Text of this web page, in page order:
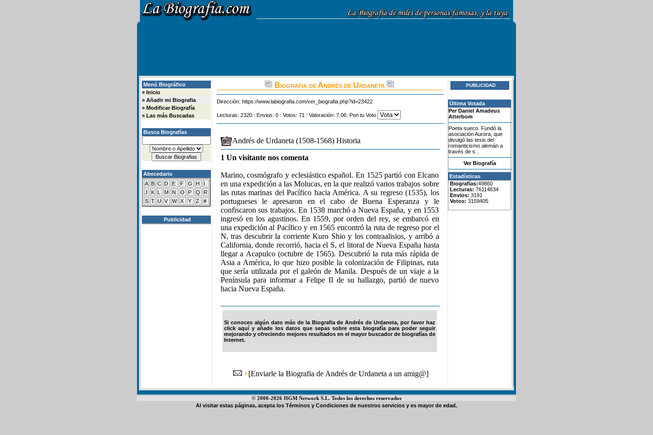
Menú Biográfico
» Inicio
» Añadir mi Biografia
» Modificar Biografía
» Las más Buscadas
Busca Biografías
Abecedario
A B C D E F G H
I
J
K L M N O P Q
R
S T U V W X Y Z #
Publicidad
Biografia de Andrés de Urdaneta
Dirección: https://www.labiografia.com/ver_biografia.php?id=23422
Lecturas: 2320 : Envios: 0 : Votos: 71 : Valoración: 7.06: Pon tu Voto
Andrés de Urdaneta (1508-1568) Historia
1 Un visitante nos comenta
Marino, cosmógrafo y eclesiástico español. En 1525 partió con Elcano
en una expedición a las Molucas, en la que realizó varios trabajos sobre
las rutas marinas del Pacífico hacia América. A su regreso (1535), los
portugueses le apresaron en el cabo de Buena Esperanza y le
confiscaron sus trabajos. En 1538 marchó a Nueva España, y en 1553
ingresó en los agustinos. En 1559, por orden del rey, se embarcó en
una expedición al Pacífico y en 1565 encontró la ruta de regreso por el
N, tras descubrir la corriente Kuro Shio y los contraalisios, y arribó a
California, donde recorrió, hacia el S, el litoral de Nueva España hasta
llegar a Acapulco (octubre de 1565). Descubrió la ruta más rápida de
Asia a América, lo que hizo posible la colonización de Filipinas, ruta
que sería utilizada por el galeón de Manila. Después de un viaje a la
Península para informar a Felipe II de su hallazgo, partió de nuevo
hacia Nueva España.
Si conoces algún dato más de la Biografia de Andrés de Urdaneta, por favor haz
click aquí y añade los datos que sepas sobre esta biografía para poder seguir
mejorando y ofreciendo mejores resultados en el mayor buscador de biografías de
Internet.
[Enviarle la Biografia de Andrés de Urdaneta a un amig@]
PUBLICIDAD
Última Votada
Per Daniel Amadeus
Atterbom
Poeta sueco. Fundó la
asociación Aurora, que
divulgó las tesis del
romanticismo alemán a
través de s...
Ver Biografía
Estadísticas
Biografías:49860
Lecturas: 76114634
Envios: 3191
Votos: 3159405
© 2000-2026 HGM Network S.L. Todos los derechos reservados
Al visitar estas páginas, acepta los Términos y Condiciones de nuestros servicios y es mayor de edad.